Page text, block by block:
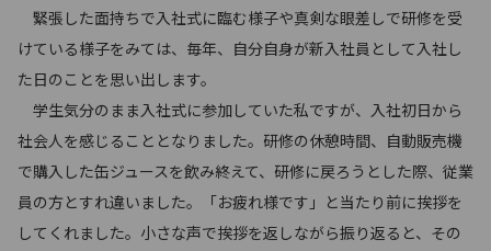
緊張した面持ちで入社式に臨む様子や真剣な眼差しで研修を受
けている様子をみては、毎年、自分自身が新入社員として入社し
た日のことを思い出します。
学生気分のまま入社式に参加していた私ですが、入社初日から
社会人を感じることとなりました。研修の休憩時間、自動販売機
で購入した缶ジュースを飲み終えて、研修に戻ろうとした際、従業
員の方とすれ違いました。「お疲れ様です」と当たり前に挨拶を
してくれました。小さな声で挨拶を返しながら振り返ると、その